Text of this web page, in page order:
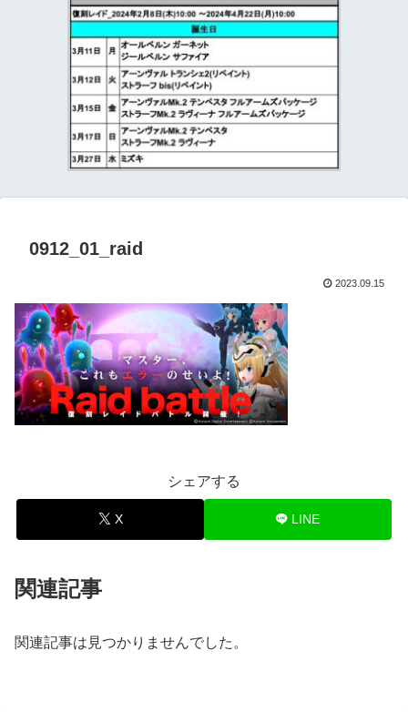
0912_01_raid
2023.09.15
シェアする
X LINE
関連記事
関連記事は見つかりませんでした。